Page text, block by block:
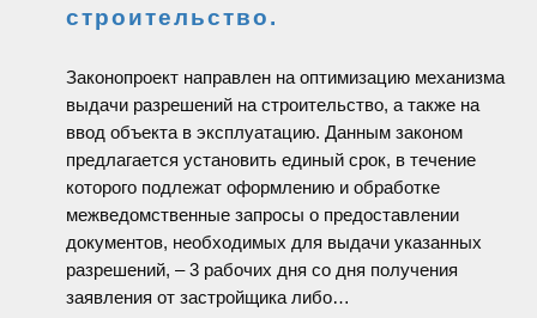
строительство.
Законопроект направлен на оптимизацию механизма
выдачи разрешений на строительство, а также на
ввод объекта в эксплуатацию. Данным законом
предлагается установить единый срок, в течение
которого подлежат оформлению и обработке
межведомственные запросы о предоставлении
документов, необходимых для выдачи указанных
разрешений, – 3 рабочих дня со дня получения
заявления от застройщика либо…